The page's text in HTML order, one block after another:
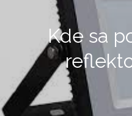
Kde sa